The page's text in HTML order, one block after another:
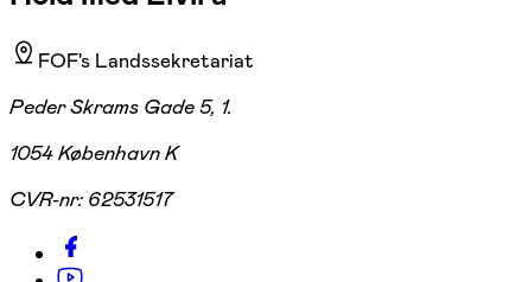
FOF's Landssekretariat
Peder Skrams Gade 5, 1.
1054 København K
CVR-nr: 62531517